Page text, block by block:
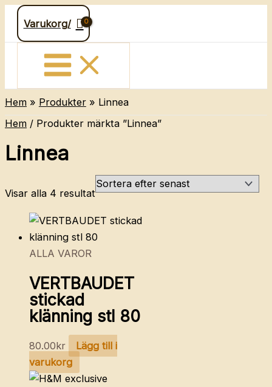
Hoppa
innehåll
Varukorg/
Hem Produkter
Linnea
Hem / Produkter märkta ”Linnea”
Linnea
Visar alla 4 resultatSortera
senaste
ALLA VAROR
VERTBAUDET
stickad
klänning stl 80
80.00kr
Lägg till i
varukorg